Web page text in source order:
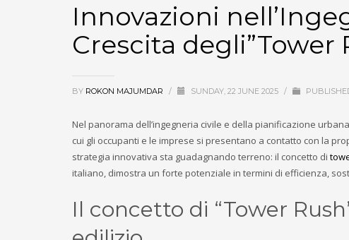
Innovazioni
Crescita degli”Tower
BY ROKON MAJUMDAR / SUNDAY, 22 JUNE 2025 /
Nel panorama dell’ingegneria civile e della pianificazione
cui gli occupanti e le imprese si presentano a contatto con la
strategia innovativa sta guadagnando terreno: il concetto di
italiano, dimostra un forte potenziale in termini di efficienza,
Il concetto di “Tower